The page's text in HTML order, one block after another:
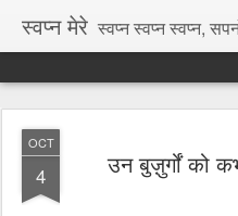
स्वप्न मेरे स्वप्न स्वप्न स्वप्न,
OCT
4 उन बुज़ुर्गों को